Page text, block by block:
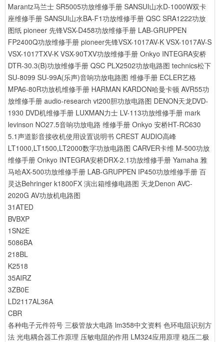
Marantz马兰士 SR5005功放维修手册 SANSUI山水D-1000W双卡
座维修手册 SANSUI山水BA-F1功放维修手册 QSC SRA1222功放
图纸 pioneer 先锋VSX-D458功放维修手册 LAB-GRUPPEN
FP2400Q功放维修手册 pioneer先锋VSX-1017AV-K VSX-1017AV-S
VSX-1017TXV-K VSX-90TXV功放维修手册 Onkyo INTEGRA安桥
DTR-30.3(B)功放维修手册 QSC PLX2502功放电路图 technics松下
SU-8099 SU-99A(乐声)音响功放电路图 维修手册 ECLER艺格
MPA6-80R功放机维修手册 HARMAN KARDON哈曼卡顿 AVR55功
放维修手册 audio-research vt200胆功放电路图 DENON天龙DVD-
1930 DVD机维修手册 LUXMAN力士 LV-113功放维修手册 mark
levinson NO27.5音响功放电路 维修手册 Onkyo 安桥HT-RC630
5.1声道影音接收机使用设置说明书 CREST AUDIO高峰
LT1000,LT1500,LT2000数字功放电路图 CARVER卡维 M-500功放
维修手册 Onkyo INTEGRA安桥DRX-2.1功放维修手册 Yamaha 雅
马哈AX-500功放维修手册 LAB-GRUPPEN IP450功放维修手册 百
灵达Behringer k1800FX 演出箱维修电路图 天龙Denon AVC-
2020G AV功放机电路图
31ATED
BVBXP
1SN2E
5086BA
218BL
K2518
35AIRZ
3ZB0E
LD2117AL36A
CBR
各种电子元件符号 三极管放大电路 lm358中文资料 色环电阻识别方
法 光电耦合器工作原理 压敏电阻的作用 LM324应用原理 稳压二极